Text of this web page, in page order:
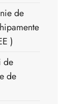
de
)
de
de